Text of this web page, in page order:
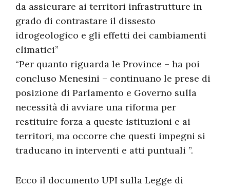
da assicurare ai territori infrastrutture in
grado di contrastare il dissesto
idrogeologico e gli effetti dei cambiamenti
climatici”
“Per quanto riguarda le Province – ha poi
concluso Menesini – continuano le prese di
posizione di Parlamento e Governo sulla
necessità di avviare una riforma per
restituire forza a queste istituzioni e ai
territori, ma occorre che questi impegni si
traducano in interventi e atti puntuali ”.
Ecco il documento UPI sulla Legge di